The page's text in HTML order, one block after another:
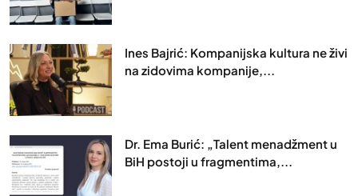
Ines Bajrić: Kompanijska kultura ne živi
na zidovima kompanije,...
Dr. Ema Burić: „Talent menadžment u
BiH postoji u fragmentima,...